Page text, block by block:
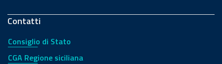
Contatti
Consiglio di Stato
CGA Regione siciliana